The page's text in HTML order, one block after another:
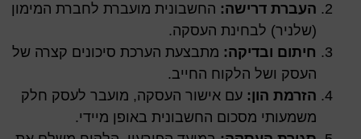
העברת דרישה: החשבונית מועברת לחברת המימון
(שלניר) לבחינת העסקה.
חיתום ובדיקה: מתבצעת הערכת סיכונים קצרה של
העסק ושל הלקוח החייב.
הזרמת הון: עם אישור העסקה, מועבר לעסק חלק
משמעותי מסכום החשבונית באופן מיידי.